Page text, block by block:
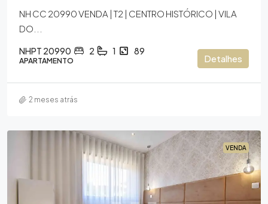
NH CC 20990 VENDA | T2 | CENTRO HISTÓRICO | VILA
DO...
NHPT 20990 2 1 89
APARTAMENTO Detalhes
2 meses atrás
VENDA